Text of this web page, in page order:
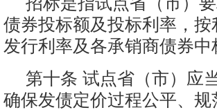
债券投标额及投标利率，
发行利率及各承销商债券
第十条 试点省（市）应
确保发债定价过程公平、